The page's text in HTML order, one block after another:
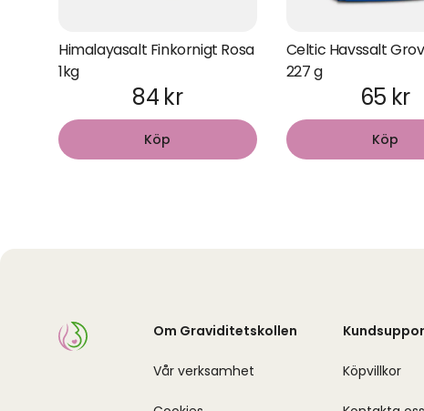
Himalayasalt Finkornigt Rosa
1kg
84 kr
Köp
Celtic Havssalt
227 g
65 kr
Köp
Om Graviditetskollen
Vår verksamhet Köpvillkor